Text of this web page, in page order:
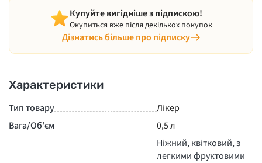
Купуйте вигідніше з підпискою!
Окупиться вже після декількох покупок
Дізнатись більше про підписку
Характеристики
Тип товару
Лікер
Вага/Об'єм
0,5 л
Ніжний, квітковий, з
легкими фруктовими